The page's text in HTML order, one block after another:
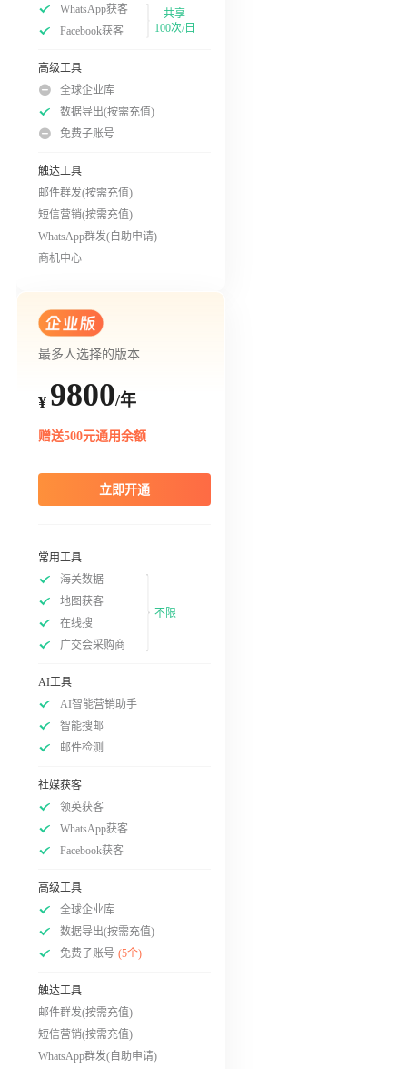
WhatsApp获客
Facebook获客
共享
100次/日
高级工具
全球企业库
数据导出(按需充值)
免费子账号
触达工具
邮件群发(按需充值)
短信营销(按需充值)
WhatsApp群发(自助申请)
商机中心
最多人选择的版本
¥ 9800/年
赠送500元通用余额
立即开通
常用工具
海关数据
地图获客
在线搜
广交会采购商
不限
AI工具
AI智能营销助手
智能搜邮
邮件检测
社媒获客
领英获客
WhatsApp获客
Facebook获客
高级工具
全球企业库
数据导出(按需充值)
免费子账号 (5个)
触达工具
邮件群发(按需充值)
短信营销(按需充值)
WhatsApp群发(自助申请)